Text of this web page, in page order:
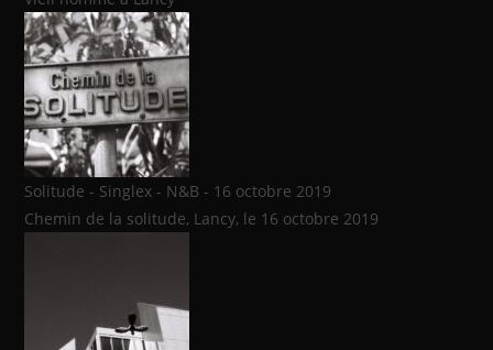
Solitude - Singlex - N&B - 16 octobre 2019
Chemin de la solitude, Lancy, le 16 octobre 2019